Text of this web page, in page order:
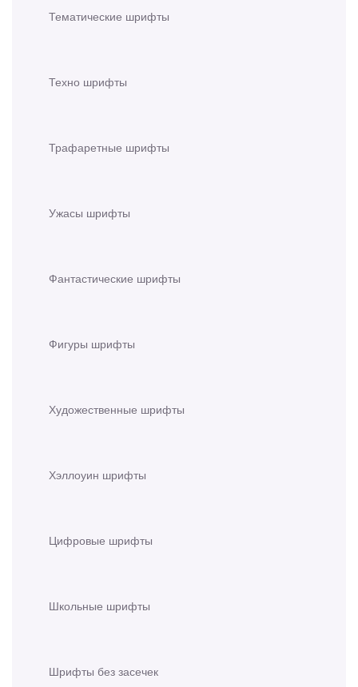
Тематические шрифты
Техно шрифты
Трафаретные шрифты
Ужасы шрифты
Фантастические шрифты
Фигуры шрифты
Художественные шрифты
Хэллоуин шрифты
Цифровые шрифты
Школьные шрифты
Шрифты без засечек